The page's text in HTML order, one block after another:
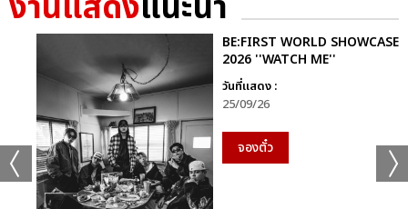
BE:FIRST WORLD SHOWCASE
2026 ''WATCH ME''
วันที่แสดง :
25/09/26
จองตั๋ว